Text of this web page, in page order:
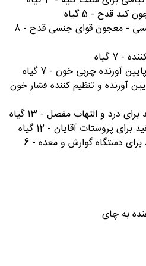
قدح - 5 گیاه
عرقیات تقویت کننده قوای جنسی - معجون قوای جنسی قدح - 8
گیاه
چربی خون - 7 گیاه
آورنده و تنظیم کننده فشار خون
درد و التهاب مفصل - 13 گیاه
پروستات آقایان - 12 گیاه
معجون گوارش - عرقیات مفید برای دستگاه گوارش و معده - 6
به چای